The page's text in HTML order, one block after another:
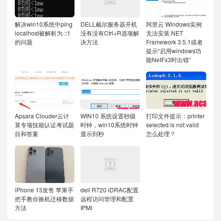
解决win10系统中ping
localhost被解析为 ::1
的问题
DELL戴尔服务器开机
没有没有Ctrl+R选项解
决方法
阿里云 Windows实例
无法安装.NET
Framework 3.5.1或者
提示“启用windows功
能NetFx3时出错”
Apsara Clouder云计
算专项技能认证考试题
目和答案
WIN10 系统设置秒级
时钟，win10系统时钟
显示到秒
打印文件提示：printer
selected is not valid
怎么处理？
iPhone 13发售 苹果手
把手教你换机迁移数据
方法
dell R720 iDRAC配置
远程访问管理和配置
IPMI